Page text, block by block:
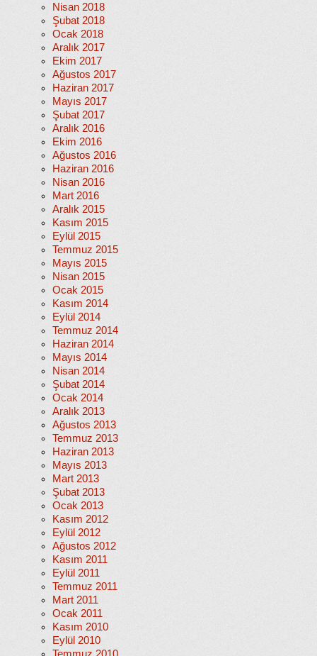
Nisan 2018
Şubat 2018
Ocak 2018
Aralık 2017
Ekim 2017
Ağustos 2017
Haziran 2017
Mayıs 2017
Şubat 2017
Aralık 2016
Ekim 2016
Ağustos 2016
Haziran 2016
Nisan 2016
Mart 2016
Aralık 2015
Kasım 2015
Eylül 2015
Temmuz 2015
Mayıs 2015
Nisan 2015
Ocak 2015
Kasım 2014
Eylül 2014
Temmuz 2014
Haziran 2014
Mayıs 2014
Nisan 2014
Şubat 2014
Ocak 2014
Aralık 2013
Ağustos 2013
Temmuz 2013
Haziran 2013
Mayıs 2013
Mart 2013
Şubat 2013
Ocak 2013
Kasım 2012
Eylül 2012
Ağustos 2012
Kasım 2011
Eylül 2011
Temmuz 2011
Mart 2011
Ocak 2011
Kasım 2010
Eylül 2010